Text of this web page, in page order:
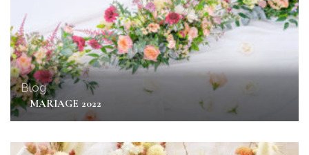
Blog
MARIAGE 2022